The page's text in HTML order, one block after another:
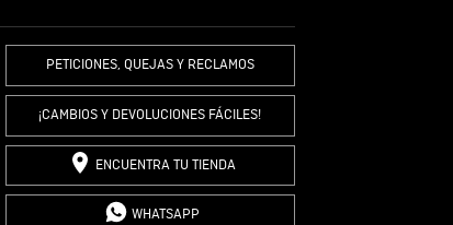
PETICIONES, QUEJAS Y RECLAMOS
¡CAMBIOS Y DEVOLUCIONES FÁCILES!
ENCUENTRA TU TIENDA
WHATSAPP